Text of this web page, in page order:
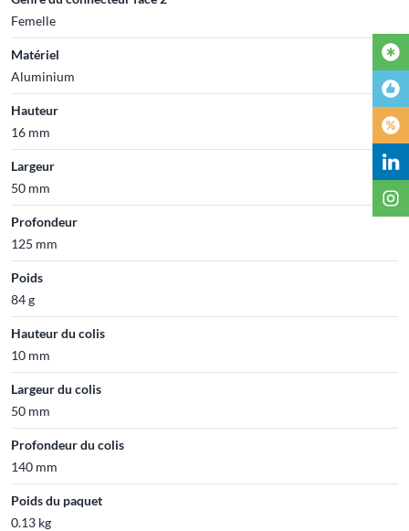
Femelle
Matériel
Aluminium
Hauteur
16 mm
Largeur
50 mm
Profondeur
125 mm
Poids
84 g
Hauteur du colis
10 mm
Largeur du colis
50 mm
Profondeur du colis
140 mm
Poids du paquet
0.13 kg